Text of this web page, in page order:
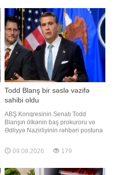
bilinən, əvvəllər məhkum olunmuş
Sənan Mirzəyev və tanışı olan qadın
saxlanılıb. Onlardan ümumilikd
Todd Blanş bir səslə vəzifə
sahibi oldu
ABŞ Konqresinin Senatı Todd
Blanşın ölkənin baş prokuroru və
Ədliyyə Nazirliyinin rəhbəri postuna
təsdiqləyib. xəbər verir ki, bu barədə
"Associated Press" (AP) agentliyi
respublikaçıların çoxluq təşkil etdiyi
09.08.2026 179